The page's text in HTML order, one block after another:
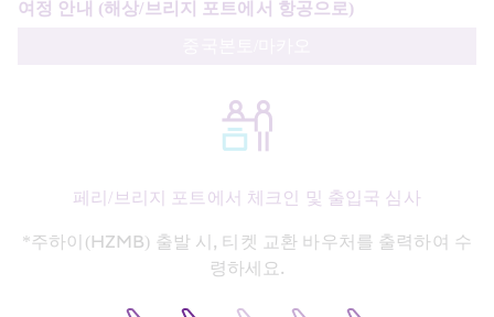
여정 안내 (해상/브리지 포트에서 항공으로)
페리/브리지 포트에서 체크인 및 출입국 심사
*주하이(HZMB) 출발 시, 티켓 교환 바우처를 출력하여 수
령하세요.